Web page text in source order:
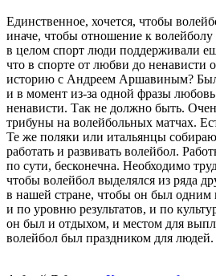
Единственное, хочется, чтобы
иначе, чтобы отношение к
в целом спорт люди поддерживали
что в спорте от любви до
историю с Андреем Аршавиным?
и в момент из-за одной фразы
ненависти. Так не должно быть.
трибуны на волейбольных матчах.
Те же поляки или итальянцы
работать и развивать волейбол.
по сути, бесконечна. Необходимо
чтобы волейбол выделялся из ряда
в нашей стране, чтобы он был одним
и по уровню результатов, и по
он был и отдыхом, и местом для
волейбол был праздником для людей.